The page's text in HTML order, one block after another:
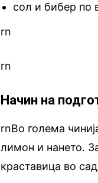
сол и бибер по
rn
rn
Начин на
rnВо голема
лимон и нането.
краставица во